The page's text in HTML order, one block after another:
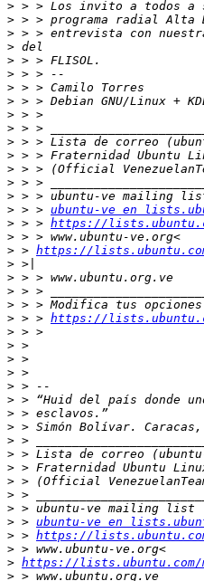
>
>
>
>
>
>
>
>
>
>
>
>
>
>
>
> > > ubuntu-ve en
> > > https://
>
> > https://
>
>
>
>
> > > https://
>
>
>
>
>
>
>
>
>
>
>
>
>
>
> > ubuntu-ve en
> > https://
>
> https://lists.ubuntu.com/
>